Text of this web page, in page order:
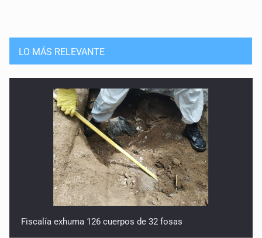
LO MÁS RELEVANTE
Fiscalía exhuma 126 cuerpos de 32 fosas